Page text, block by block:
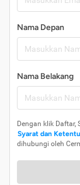
Nama Depan
Nama Belakang
Dengan klik
Syarat dan
dihubungi oleh